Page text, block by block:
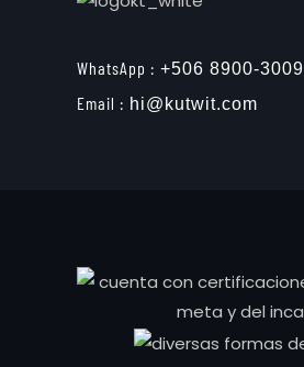
WhatsApp : +506 8900-3009
Email : hi@kutwit.com